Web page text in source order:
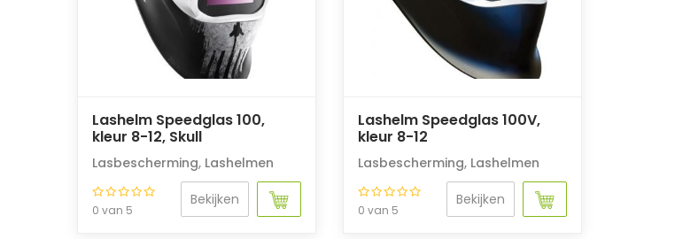
Lashelm Speedglas 100,
kleur 8-12, Skull
Lasbescherming, Lashelmen
0 van 5
Bekijken
Lashelm Speedglas 100V,
kleur 8-12
Lasbescherming, Lashelmen
0 van 5
Bekijken